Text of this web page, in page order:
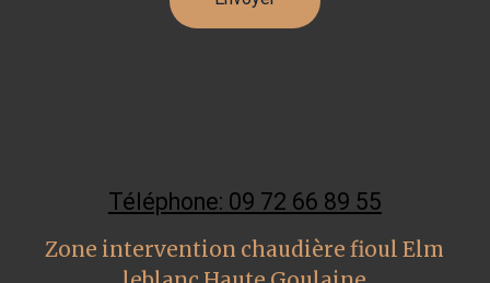
Téléphone: 09 72 66 89 55
Zone intervention chaudière fioul Elm